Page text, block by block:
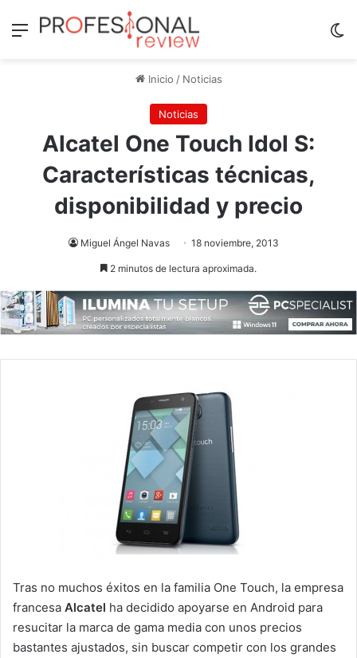
Menú
Inicio / Noticias
Noticias
Alcatel One Touch Idol S:
Características técnicas,
disponibilidad y precio
Miguel Ángel Navas 18 noviembre, 2013
2 minutos de lectura aproximada.
Tras no muchos éxitos en la familia One Touch, la empresa
francesa Alcatel ha decidido apoyarse en Android para
resucitar la marca de gama media con unos precios
bastantes ajustados, sin buscar competir con los grandes